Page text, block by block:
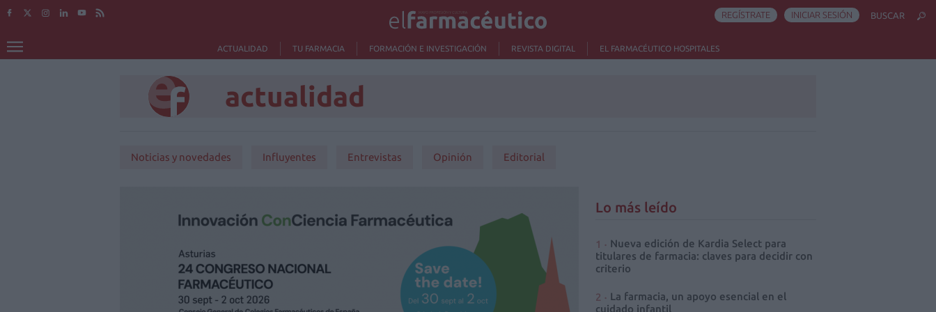
ACTUALIDAD TU FARMACIA FORMACIÓN E INVESTIGACIÓN REVISTA DIGITAL EL FARMACÉUTICO HOSPITALES
REGÍSTRATE INICIAR SESIÓN BUSCAR
actualidad
Noticias y novedades Influyentes Entrevistas Opinión Editorial
Lo más leído
Nueva edición de Kardia Select para
titulares de farmacia: claves para decidir con
criterio
La farmacia, un apoyo esencial en el
cuidado infantil